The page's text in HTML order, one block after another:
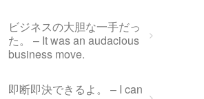
ビジネスの大胆な一手だっ
た。 – It was an audacious
business move.
即断即決できるよ。 – I can